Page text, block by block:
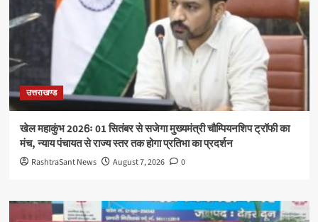
उत्तराखण्ड
खेल महाकुंभ 2026ः 01 सितंबर से सजेगा मुख्यमंत्री चौम्पियनशिप ट्रॉफी का
मंच, न्याय पंचायत से राज्य स्तर तक होगा प्रतिभा का प्रदर्शन
RashtraSant News August 7, 2026 0